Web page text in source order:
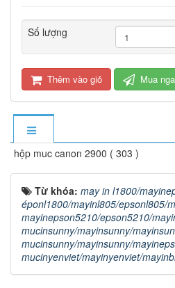
Số lượng
Thêm vào giỏ Mua
hộp muc canon 2900 ( 303 )
Từ khóa: may in l1800/
éponl1800/mayinl805/epsonl805/
mayinepson5210/epson5210/
mucinsunny/mayinsunny/
mucinsunny/mayinsunny/
mucinyenviet/mayinyenviet/